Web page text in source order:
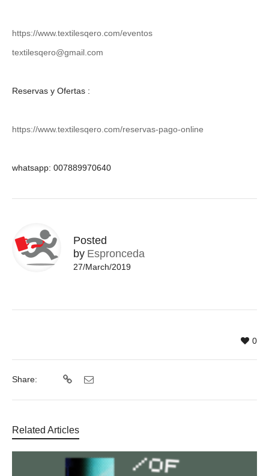
https://www.textilesqero.com/eventos
textilesqero@gmail.com
Reservas y Ofertas :
https://www.textilesqero.com/reservas-pago-online
whatsapp: 007889970640
Posted
by Espronceda
27/March/2019
0
Share:
Related Articles